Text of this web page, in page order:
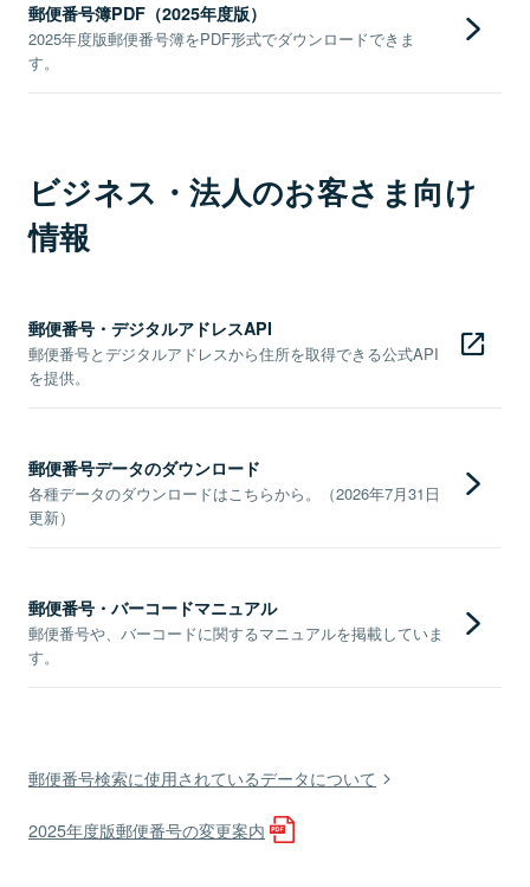
郵便番号簿PDF（2025年度版）
2025年度版郵便番号簿をPDF形式でダウンロードできま
す。
ビジネス・法人のお客さま向け
情報
郵便番号・デジタルアドレスAPI
郵便番号とデジタルアドレスから住所を取得できる公式API
を提供。
郵便番号データのダウンロード
各種データのダウンロードはこちらから。（2026年7月31日
更新）
郵便番号・バーコードマニュアル
郵便番号や、バーコードに関するマニュアルを掲載していま
す。
郵便番号検索に使用されているデータについて
2025年度版郵便番号の変更案内